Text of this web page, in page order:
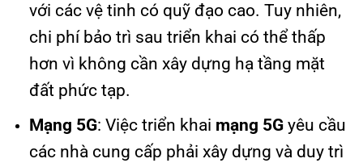
với các vệ tinh có quỹ đạo cao. Tuy nhiên,
chi phí bảo trì sau triển khai có thể thấp
hơn vì không cần xây dựng hạ tầng mặt
đất phức tạp.
Mạng 5G: Việc triển khai mạng 5Gyêu cầu
các nhà cung cấp phải xây dựng và duy trì